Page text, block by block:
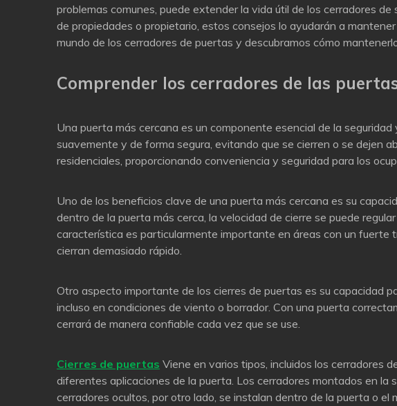
problemas comunes, puede extender la vida útil de los cerradores
de propiedades o propietario, estos consejos lo ayudarán a
mundo de los cerradores de puertas y descubramos cómo
Comprender los cerradores de las
Una puerta más cercana es un componente esencial de la
suavemente y de forma segura, evitando que se cierren o se dejen
residenciales, proporcionando conveniencia y seguridad para los
Uno de los beneficios clave de una puerta más cercana es su
dentro de la puerta más cerca, la velocidad de cierre se puede
característica es particularmente importante en áreas con un fuerte
cierran demasiado rápido.
Otro aspecto importante de los cierres de puertas es su capacidad
incluso en condiciones de viento o borrador. Con una puerta
cerrará de manera confiable cada vez que se use.
Cierres de puertas Viene en varios tipos, incluidos los cerradores
diferentes aplicaciones de la puerta. Los cerradores montados en la
cerradores ocultos, por otro lado, se instalan dentro de la puerta o